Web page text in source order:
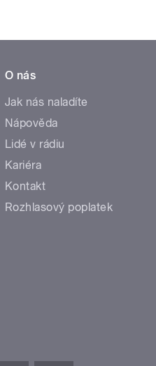
O nás
Jak nás naladíte
Nápověda
Lidé v rádiu
Kariéra
Kontakt
Rozhlasový poplatek